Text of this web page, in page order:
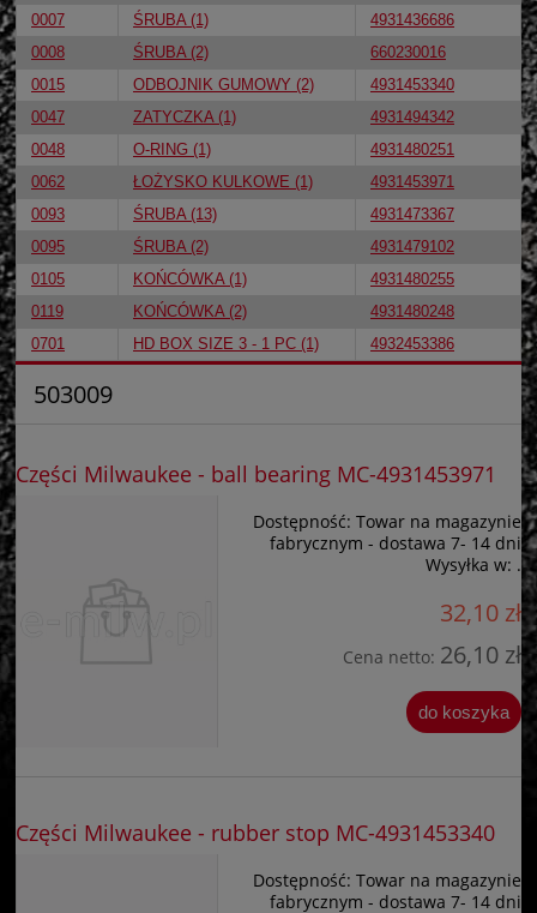
0007
ŚRUBA (1)
4931436686
0008
ŚRUBA (2)
660230016
0015
ODBOJNIK GUMOWY (2)
4931453340
0047
ZATYCZKA (1)
4931494342
0048
O-RING (1)
4931480251
0062
ŁOŻYSKO KULKOWE (1)
4931453971
0093
ŚRUBA (13)
4931473367
0095
ŚRUBA (2)
4931479102
0105
KOŃCÓWKA (1)
4931480255
0119
KOŃCÓWKA (2)
4931480248
0701
HD BOX SIZE 3 - 1 PC (1) 4932453386
503009
Części Milwaukee - ball bearing MC-4931453971
Dostępność: Towar na magazynie
fabrycznym - dostawa 7- 14 dni
Wysyłka w: .
32,10 zł
Cena netto: 26,10 zł
do koszyka
Części Milwaukee - rubber stop MC-4931453340
Dostępność: Towar na magazynie
fabrycznym - dostawa 7- 14 dni